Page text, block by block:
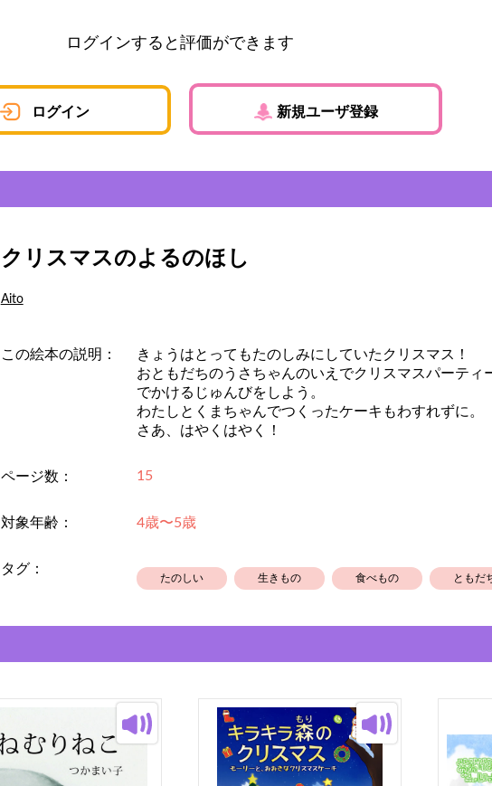
ログインすると評価ができます
ログイン 新規ユーザ登録
クリスマスのよるのほし
Aito
この絵本の説明：
きょうはとってもたのしみにしていたクリスマス！
おともだちのうさちゃんのいえでクリスマスパーティ
でかけるじゅんびをしよう。
わたしとくまちゃんでつくったケーキもわすれずに。
さあ、はやくはやく！
ページ数： 15
対象年齢： 4歳〜5歳
タグ：
たのしい 生きもの 食べもの ともだ